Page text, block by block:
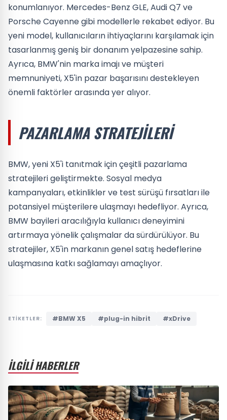
konumlanıyor. Mercedes-Benz GLE, Audi Q7 ve
Porsche Cayenne gibi modellerle rekabet ediyor. Bu
yeni model, kullanıcıların ihtiyaçlarını karşılamak için
tasarlanmış geniş bir donanım yelpazesine sahip.
Ayrıca, BMW'nin marka imajı ve müşteri
memnuniyeti, X5'in pazar başarısını destekleyen
önemli faktörler arasında yer alıyor.
PAZARLAMA STRATEJILERI
BMW, yeni X5'i tanıtmak için çeşitli pazarlama
stratejileri geliştirmekte. Sosyal medya
kampanyaları, etkinlikler ve test sürüşü fırsatları ile
potansiyel müşterilere ulaşmayı hedefliyor. Ayrıca,
BMW bayileri aracılığıyla kullanıcı deneyimini
artırmaya yönelik çalışmalar da sürdürülüyor. Bu
stratejiler, X5'in markanın genel satış hedeflerine
ulaşmasına katkı sağlamayı amaçlıyor.
ETİKETLER: #BMW X5 #plug-in hibrit #xDrive
İLGİLİ HABERLER